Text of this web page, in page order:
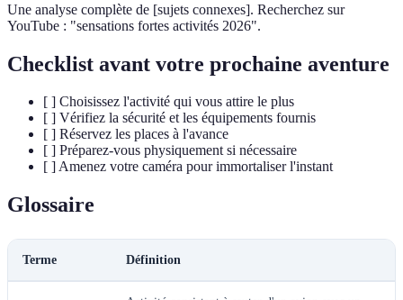
Une analyse complète de [sujets connexes]. Recherchez sur
YouTube : "sensations fortes activités 2026".
Checklist avant votre prochaine aventure
[ ] Choisissez l'activité qui vous attire le plus
[ ] Vérifiez la sécurité et les équipements fournis
[ ] Réservez les places à l'avance
[ ] Préparez-vous physiquement si nécessaire
[ ] Amenez votre caméra pour immortaliser l'instant
Glossaire
Terme Définition